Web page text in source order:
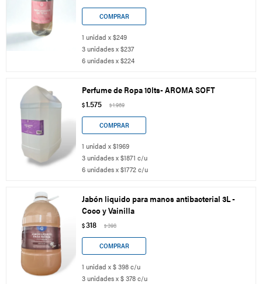
1 unidad x $249
3 unidades x $237
6 unidades x $224
Perfume de Ropa 10lts- AROMA SOFT
$1.575 $1.969
1 unidad x $1969
3 unidades x $1871 c/u
6 unidades x $1772 c/u
Jabón liquido para manos antibacterial 3L -
Coco y Vainilla
$318 $398
1 unidad x $ 398 c/u
3 unidades x $ 378 c/u